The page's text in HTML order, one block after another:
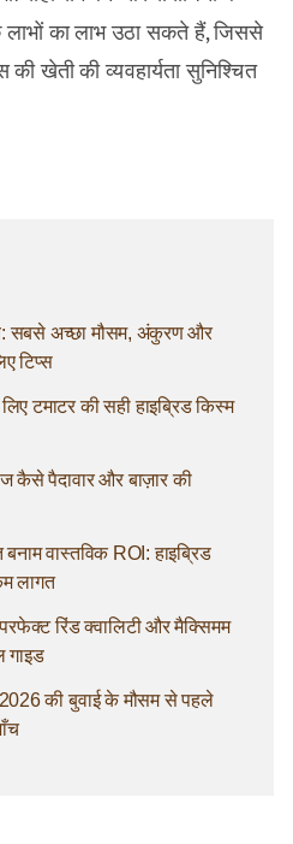
लाभों का लाभ उठा सकते हैं, जिससे
खेती की व्यवहार्यता सुनिश्चित
सबसे अच्छा मौसम, अंकुरण और
टिप्स
टमाटर की सही हाइब्रिड किस्म
कैसे पैदावार और बाज़ार की
वास्तविक ROI: हाइब्रिड
लागत
रिंड क्वालिटी और मैक्सिमम
गाइड
की बुवाई के मौसम से पहले